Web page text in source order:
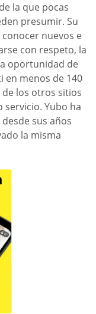
la que pocas
presumir. Su
nuevos e
con respeto, la
oportunidad de
en menos de 140
los otros sitios
servicio. Yubo ha
sus años
la misma